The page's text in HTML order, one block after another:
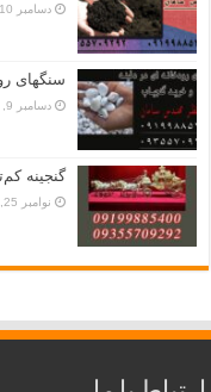
دسامبر 10, 2023
سنگهای
دسامبر 9, 2023
گنجینه
نوامبر 25, 2023